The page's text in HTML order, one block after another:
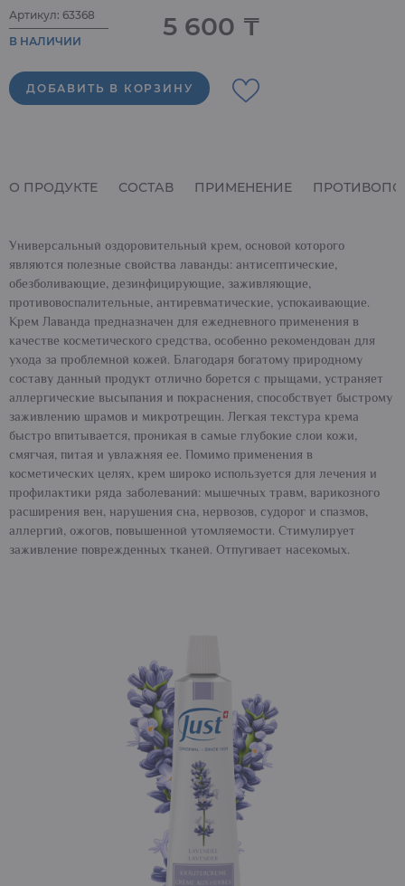
Артикул: 63368
В НАЛИЧИИ
5 600 ₸
ДОБАВИТЬ В КОРЗИНУ
О ПРОДУКТЕ СОСТАВ ПРИМЕНЕНИЕ
Универсальный оздоровительный крем, основой которого
являются полезные свойства лаванды: антисептические,
обезболивающие, дезинфицирующие, заживляющие,
противовоспалительные, антиревматические, успокаивающие.
Крем Лаванда предназначен для ежедневного применения в
качестве косметического средства, особенно рекомендован для
ухода за проблемной кожей. Благодаря богатому природному
составу данный продукт отлично борется с прыщами, устраняет
аллергические высыпания и покраснения, способствует быстрому
заживлению шрамов и микротрещин. Легкая текстура крема
быстро впитывается, проникая в самые глубокие слои кожи,
смягчая, питая и увлажняя ее. Помимо применения в
косметических целях, крем широко используется для лечения и
профилактики ряда заболеваний: мышечных травм, варикозного
расширения вен, нарушения сна, нервозов, судорог и спазмов,
аллергий, ожогов, повышенной утомляемости. Стимулирует
заживление поврежденных тканей. Отпугивает насекомых.